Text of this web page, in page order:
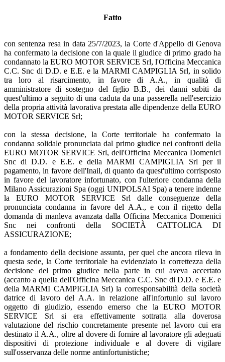
Fatto
con sentenza resa in data 25/7/2023, la Corte d'Appello di Genova
ha confermato la decisione con la quale il giudice di primo grado ha
condannato la EURO MOTOR SERVICE Srl, l'Officina Meccanica
C.C. Snc di D.D. e E.E. e la MARMI CAMPIGLIA Srl, in solido
tra loro al risarcimento, in favore di A.A., in qualità di
amministratore di sostegno del figlio B.B., dei danni subiti da
quest'ultimo a seguito di una caduta da una passerella nell'esercizio
della propria attività lavorativa prestata alle dipendenze della EURO
MOTOR SERVICE Srl;
con la stessa decisione, la Corte territoriale ha confermato la
condanna solidale pronunciata dal primo giudice nei confronti della
EURO MOTOR SERVICE Srl, dell'Officina Meccanica Domenici
Snc di D.D. e E.E. e della MARMI CAMPIGLIA Srl per il
pagamento, in favore dell'Inail, di quanto da quest'ultimo corrisposto
in favore del lavoratore infortunato, con l'ulteriore condanna della
Milano Assicurazioni Spa (oggi UNIPOLSAI Spa) a tenere indenne
la EURO MOTOR SERVICE Srl dalle conseguenze della
pronunciata condanna in favore del A.A., e con il rigetto della
domanda di manleva avanzata dalla Officina Meccanica Domenici
Snc nei confronti della SOCIETÀ CATTOLICA DI
ASSICURAZIONE;
a fondamento della decisione assunta, per quel che ancora rileva in
questa sede, la Corte territoriale ha evidenziato la correttezza della
decisione del primo giudice nella parte in cui aveva accertato
(accanto a quella dell'Officina Meccanica C.C. Snc di D.D. e E.E. e
della MARMI CAMPIGLIA Srl) la corresponsabilità della società
datrice di lavoro del A.A. in relazione all'infortunio sul lavoro
oggetto di giudizio, essendo emerso che la EURO MOTOR
SERVICE Srl si era effettivamente sottratta alla doverosa
valutazione del rischio concretamente presente nel lavoro cui era
destinato il A.A., oltre al dovere di fornire al lavoratore gli adeguati
dispositivi di protezione individuale e al dovere di vigilare
sull'osservanza delle norme antinfortunistiche;